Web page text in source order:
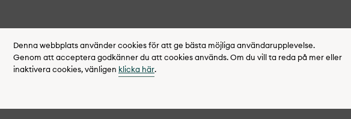
policy Integritetspolicy
Denna webbplats använder cookies för att ge bästa möjliga användarupplevelse.
Genom att acceptera godkänner du att cookies används. Om du vill ta reda på mer eller
inaktivera cookies, vänligen klicka här.